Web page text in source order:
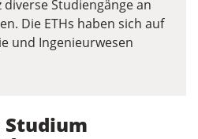
Studiengänge an
Die ETHs haben sich auf
und Ingenieurwesen
Studium